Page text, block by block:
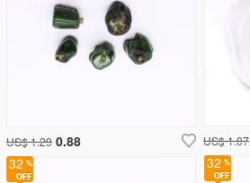
US$ 1.29 0.88
32
32
US$ 1.07